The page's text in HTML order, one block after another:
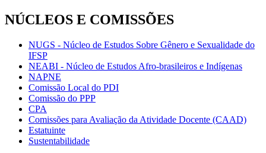
NÚCLEOS E COMISSÕES
NUGS - Núcleo de Estudos Sobre Gênero e Sexualidade do
IFSP
NEABI - Núcleo de Estudos Afro-brasileiros e Indígenas
NAPNE
Comissão Local do PDI
Comissão do PPP
CPA
Comissões para Avaliação da Atividade Docente (CAAD)
Estatuinte
Sustentabilidade